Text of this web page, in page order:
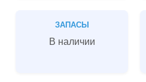
ЗАПАСЫ
В наличии